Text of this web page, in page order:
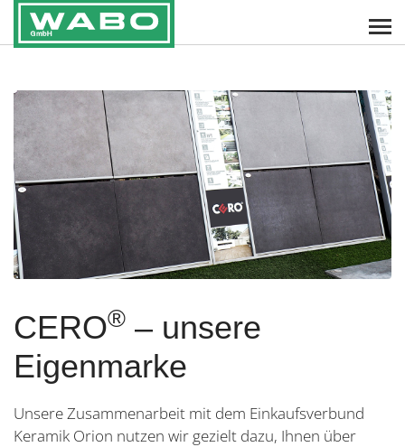
CERO® – unsere
Eigenmarke
Unsere Zusammenarbeit mit dem Einkaufsverbund
Keramik Orion nutzen wir gezielt dazu, Ihnen über